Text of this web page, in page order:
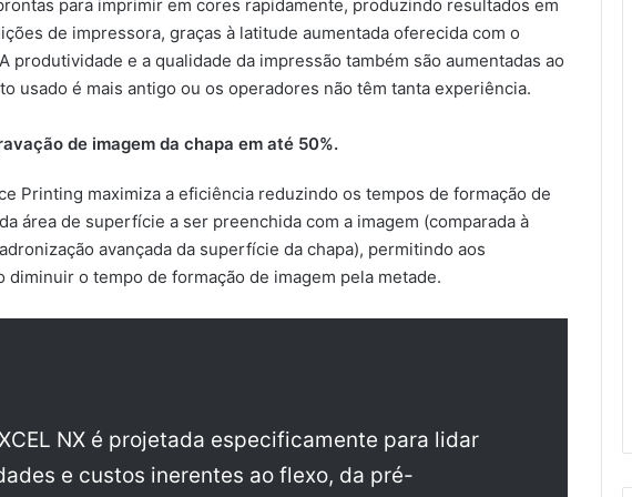
para imprimir em cores rapidamente, produzindo resultados em
de impressora, graças à latitude aumentada oferecida com o
produtividade e a qualidade da impressão também são aumentadas ao
usado é mais antigo ou os operadores não têm tanta experiência.
de imagem da chapa em até 50%.
Printing maximiza a eficiência reduzindo os tempos de formação de
área de superfície a ser preenchida com a imagem (comparada à
avançada da superfície da chapa), permitindo aos
o tempo de formação de imagem pela metade.
NX é projetada especificamente para lidar
e custos inerentes ao flexo, da pré-